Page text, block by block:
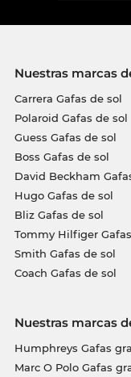
Nuestras marcas
Carrera Gafas de sol
Polaroid Gafas de sol
Guess Gafas de sol
Boss Gafas de sol
David Beckham
Hugo Gafas de sol
Bliz Gafas de sol
Tommy Hilfiger
Smith Gafas de sol
Coach Gafas de sol
Nuestras marcas
Humphreys Gafas
Marc O Polo Gafas